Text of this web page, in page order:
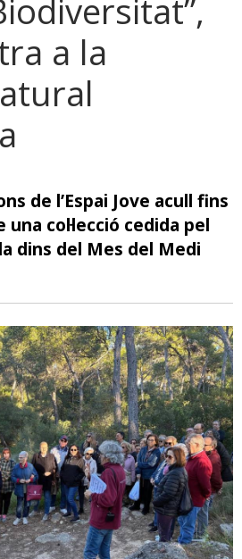
a la
de l’Espai Jove acull fins
col·lecció cedida pel
dins del Mes del Medi